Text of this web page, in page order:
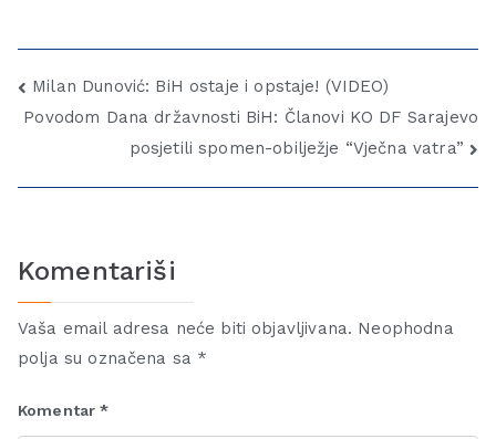
Milan Dunović: BiH ostaje i opstaje! (VIDEO)
Povodom Dana državnosti BiH: Članovi KO DF Sarajevo
posjetili spomen-obilježje “Vječna vatra”
Komentariši
Vaša email adresa neće biti objavljivana. Neophodna
polja su označena sa *
Komentar*